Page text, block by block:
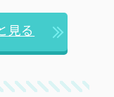
見る